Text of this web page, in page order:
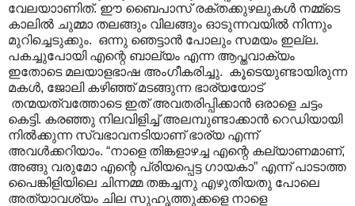
വേലയാ‍ാണിത്. ഈ ബൈപാസ് രക്തക്കുഴലുകൾ നമ്മ്ടെ
കാലിൽ ചുമ്മാ തലങ്ങും വിലങ്ങും ഓടുന്നവയിൽ നിന്നും
മുറിച്ചെടുക്കും. ഒന്നു ഞെട്ടാൻ പോലും സമയം ഇല്ല.
പകച്ചുപോയി എന്റെ ബാല്യം എന്ന ആപ്തവാക്യം
ഇതോടെ മലയാളഭാഷ അംഗീകരിച്ചു. കൂടെയുണ്ടായിരുന്ന
മകൾ, ജോലി കഴിഞ്ഞ് മടങ്ങുന്ന ഭാര്യയോട്
തന്മയത്വത്തോടെ ഇത് അവതരിപ്പിക്കാൻ ഒരാളെ ചട്ടം
കെട്ടി. കരഞ്ഞു നിലവിളിച്ച് അലമ്പുണ്ടാക്കാൻ റെഡിയായി
നിൽക്കുന്ന സ്വഭാവനടിയാണ് ഭാര്യ എന്ന്
അവൾക്കറിയാം. “നാളെ തിങ്കളാഴച്ച എന്റെ കല്യാണമാണ്,
അങ്ങു വരുമോ എന്റെ പ്രിയപ്പെട്ട ഗായകാ” എന്ന് പാടാത്ത
പൈങ്കിളിയിലെ ചിന്നമ്മ തങ്കച്ചനു എഴുതിയതു പോലെ
അത്യാവശ്യം ചില സുഹൃത്തുക്കളെ നാളെ